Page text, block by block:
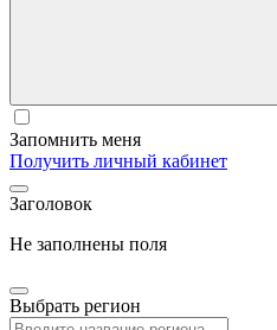
Запомнить меня
Получить личный кабинет
Заголовок
Не заполнены поля
Выбрать регион